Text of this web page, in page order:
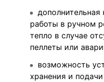
дополнительная
работы в ручном
тепло в случае
пеллеты или
возможность
хранения и